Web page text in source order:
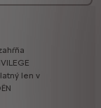
len v